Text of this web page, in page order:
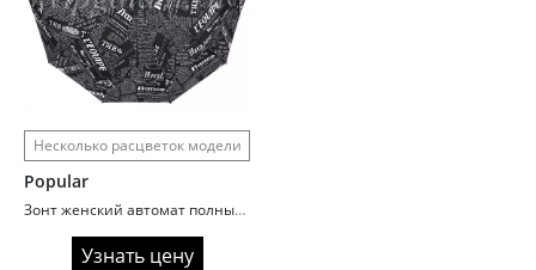
Несколько расцветок модели
Popular
Зонт женский автомат полный Popular 203 газета
Узнать цену